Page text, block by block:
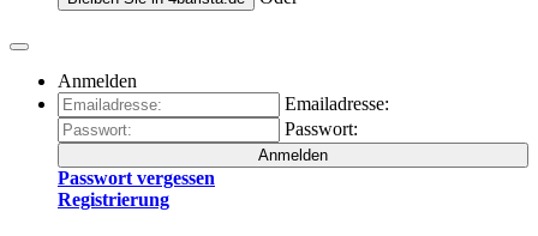
Anmelden
Emailadresse:
Passwort:
Anmelden
Passwort vergessen
Registrierung